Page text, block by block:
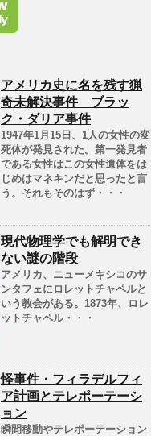
アメリカ史に名を残す猟
奇未解決事件 ブラッ
ク・ダリア事件
1947年1月15日、1人の女性の変
死体が発見された。第一発見者
である女性はこの女性遺体をは
じめはマネキンだと思ったと言
う。それもそのはず・・・
現代物理学でも解明でき
ない謎の階段
アメリカ、ニューメキシコのサ
ンタフェにロレットチャペルと
いう教会がある。1873年、ロレ
ットチャペル・・・
怪事件・フィラデルフィ
ア計画とテレポーテーシ
ョン
瞬間移動やテレポーテーション